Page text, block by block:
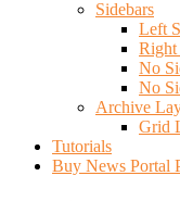
Sidebars
Left
Right
No
No
Archive
Grid
Tutorials
Buy News Portal